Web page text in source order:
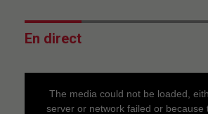
En direct
The media could not be loaded,
server or network failed or because